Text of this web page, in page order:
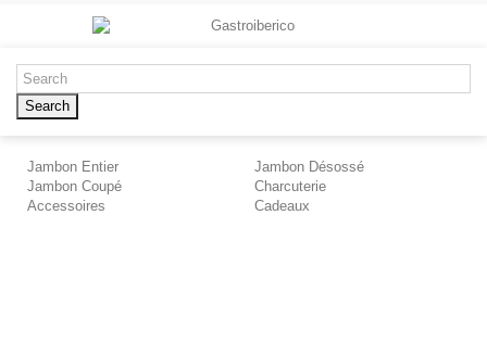
Search
Jambon Entier
Jambon Désossé
Jambon Coupé
Charcuterie
Accessoires
Cadeaux